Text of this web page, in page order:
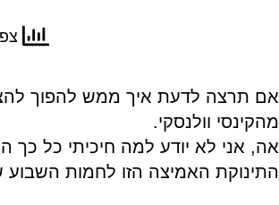
אם תרצה לדעת איך ממש להפוך
מהקינסי וולנסקי.
אה, אני לא יודע למה חיכיתי כל כך
התינוקת האמיצה הזו לחמות השבוע